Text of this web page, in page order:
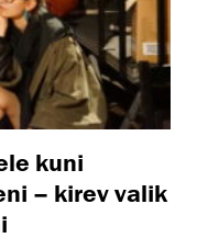
kuni
– kirev valik